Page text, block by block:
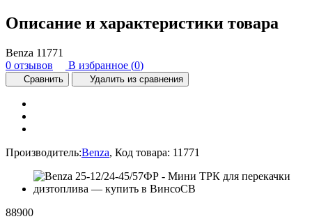
Описание и характеристики товара
Benza 11771
0 отзывов
В избранное (0)
Сравнить Удалить из сравнения
Производитель:Benza, Код товара: 11771
88900